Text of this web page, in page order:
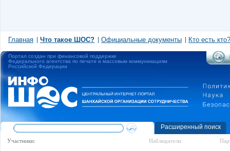
Главная Что такое ШОС? Официальные документы Кто есть кто?
Портал создан при финансовой поддержке
Федерального агентства по печати и массовым коммуникациям
Российской Федерации
Расширенный поиск
Участники: Наблюдатели: